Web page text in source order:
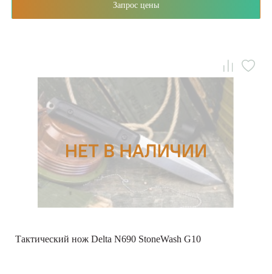
Запрос цены
Тактический нож Delta N690 StoneWash G10